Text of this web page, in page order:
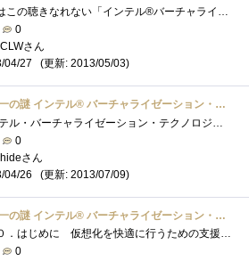
まずはこの聴きなれない「インテル®バーチャライゼーション・テクノロジー」についてWebを駆使して調べてみました。※以下VTと省略以下の文章�...
0
CLWさん
04/27
(更新: 2013/05/03)
の謎 インテル® バーチャライゼーション・テクノロジーとは？
インテル・バーチャライゼーション・テクノロジーとは、x64プロセッサー向けのインテルのCPＵである Xeon、i7、i5、Centrino、Core2Duoなどで使用さ�...
0
hideさん
04/26
(更新: 2013/07/09)
の謎 インテル® バーチャライゼーション・テクノロジーとは？
０．はじめに 仮想化を快適に行うための支援機能と書きましたが、仮想化とは一つの物理マシンで複数のOSを走らせるということです。具体...
0